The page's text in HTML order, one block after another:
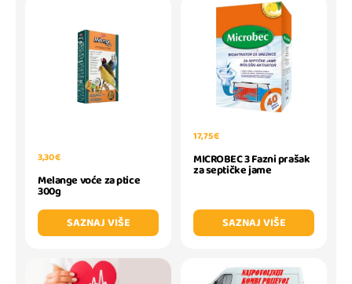
3,30 €
Melange voće za ptice
300g
SAZNAJ VIŠE
17,75 €
MICROBEC 3 Fazni prašak
za septičke jame
SAZNAJ VIŠE